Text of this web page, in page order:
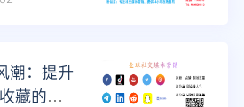
潮：提升
藏的最